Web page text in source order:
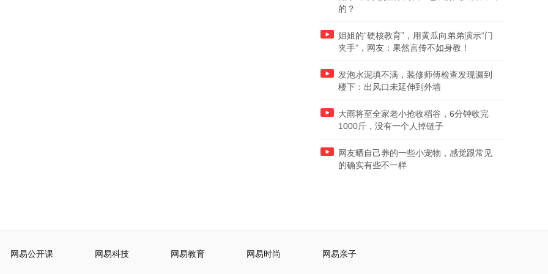
的？
姐姐的“硬核教育”，用黄瓜向弟弟演示“门
夹手”，网友：果然言传不如身教！
发泡水泥填不满，装修师傅检查发现漏到
楼下：出风口未延伸到外墙
大雨将至全家老小抢收稻谷，6分钟收完
1000斤，没有一个人掉链子
网友晒自己养的一些小宠物，感觉跟常见
的确实有些不一样
网易公开课 网易科技 网易教育 网易时尚 网易亲子